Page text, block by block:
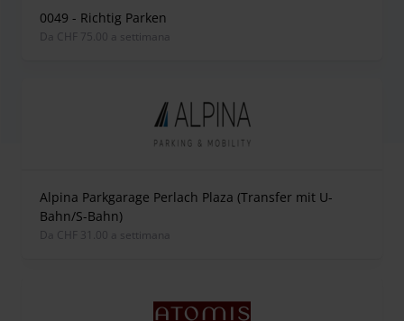
0049 - Richtig Parken
Da CHF 75.00 a settimana
Alpina Parkgarage Perlach Plaza (Transfer mit U-
Bahn/S-Bahn)
Da CHF 31.00 a settimana